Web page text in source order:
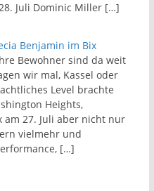
Juli Dominic Miller […]
Benjamin im Bix
Bewohner sind da weit
wir mal, Kassel oder
Level brachte
Heights,
am 27. Juli aber nicht nur
vielmehr und
[…]